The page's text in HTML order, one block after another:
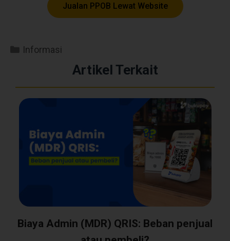
Jualan PPOB Lewat Website
Informasi
Artikel Terkait
Biaya Admin (MDR) QRIS: Beban penjual